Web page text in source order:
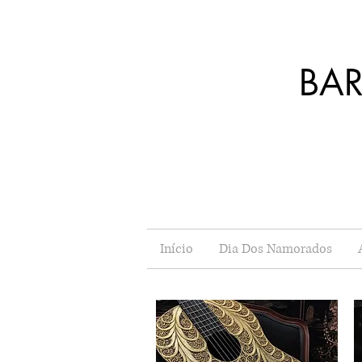
Início Dia Dos Namorados